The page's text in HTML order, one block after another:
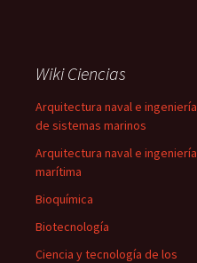
Wiki Ciencias
Arquitectura naval e ingeniería
de sistemas marinos
Arquitectura naval e ingeniería
marítima
Bioquímica
Biotecnología
Ciencia y tecnología de los